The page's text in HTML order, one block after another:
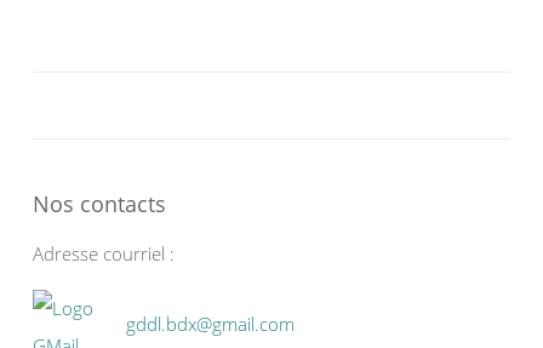
Nos contacts
Adresse courriel :
gddl.bdx@gmail.com